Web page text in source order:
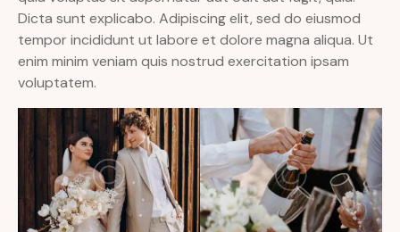
Dicta sunt explicabo. Adipiscing elit, sed do eiusmod
tempor incididunt ut labore et dolore magna aliqua. Ut
enim minim veniam quis nostrud exercitation ipsam
voluptatem.